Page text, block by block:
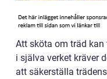
Att sköta om träd kan
i själva verket kräver
att säkerställa